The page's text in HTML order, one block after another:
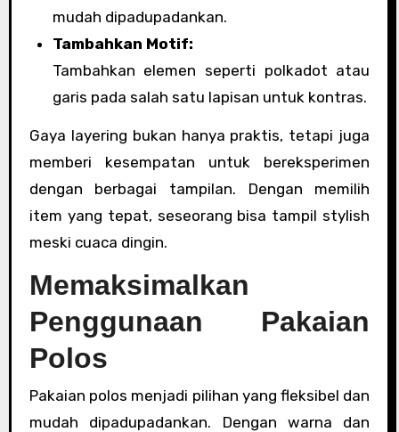
mudah dipadupadankan.
Tambahkan Motif:
Tambahkan elemen seperti polkadot atau
garis pada salah satu lapisan untuk kontras.
Gaya layering bukan hanya praktis, tetapi juga
memberi kesempatan untuk bereksperimen
dengan berbagai tampilan. Dengan memilih
item yang tepat, seseorang bisa tampil stylish
meski cuaca dingin.
Memaksimalkan
Penggunaan Pakaian
Polos
Pakaian polos menjadi pilihan yang fleksibel dan
mudah dipadupadankan. Dengan warna dan